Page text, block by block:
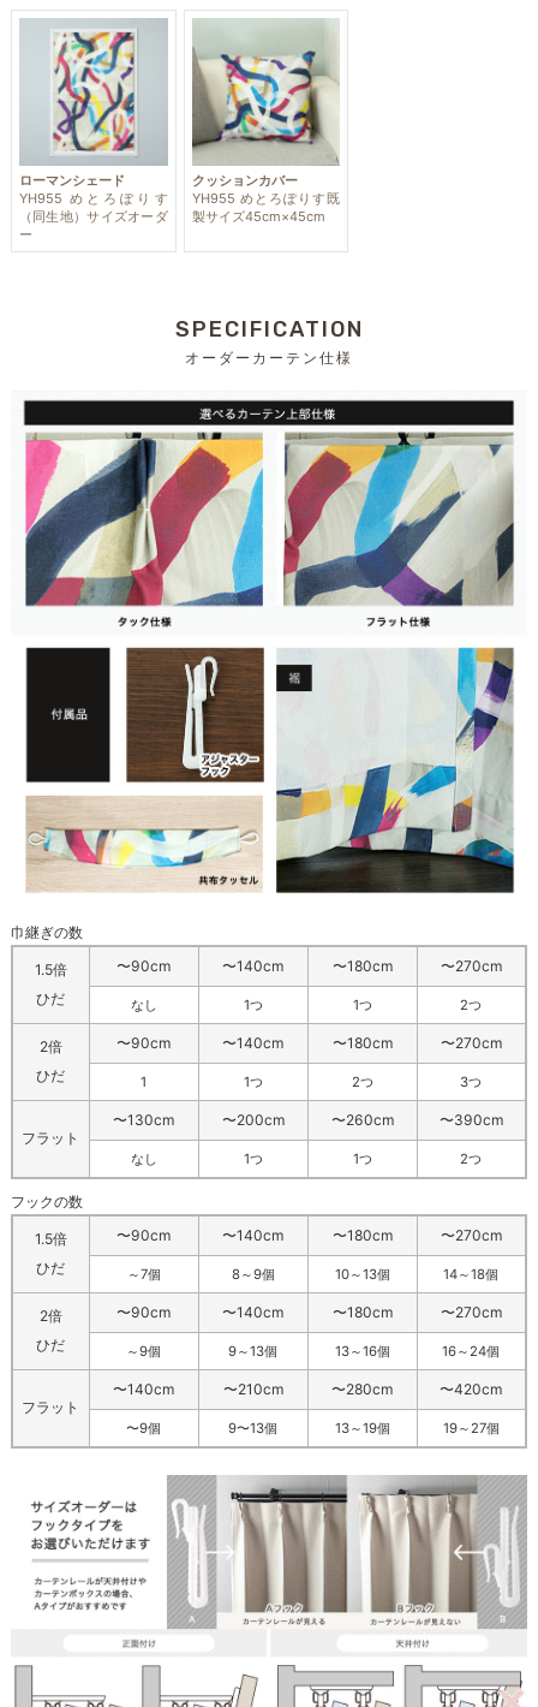
ローマンシェード
YH955 めとろぽりす
（同生地）サイズオーダ
ー
クッションカバー
YH955 めとろぽりす既
製サイズ45cm×45cm
SPECIFICATION
オーダーカーテン仕様
巾継ぎの数
1.5倍
ひだ
〜90cm 〜140cm 〜180cm 〜270cm
なし 1つ 1つ 2つ
2倍
ひだ
〜90cm 〜140cm 〜180cm 〜270cm
1 1つ 2つ 3つ
フラット
〜130cm 〜200cm 〜260cm 〜390cm
なし 1つ 1つ 2つ
フックの数
1.5倍
ひだ
〜90cm 〜140cm 〜180cm 〜270cm
～7個 8～9個 10～13個 14～18個
2倍
ひだ
〜90cm 〜140cm 〜180cm 〜270cm
～9個 9～13個 13～16個 16～24個
フラット
〜140cm 〜210cm 〜280cm 〜420cm
〜9個 9〜13個 13～19個 19～27個